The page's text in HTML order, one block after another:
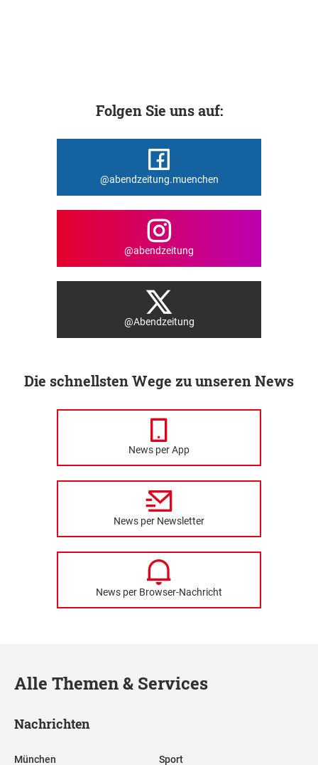
Folgen Sie uns auf:
@abendzeitung.muenchen
@abendzeitung
@Abendzeitung
Die schnellsten Wege zu unseren News
News per App
News per Newsletter
News per Browser-Nachricht
Alle Themen & Services
Nachrichten
München Sport